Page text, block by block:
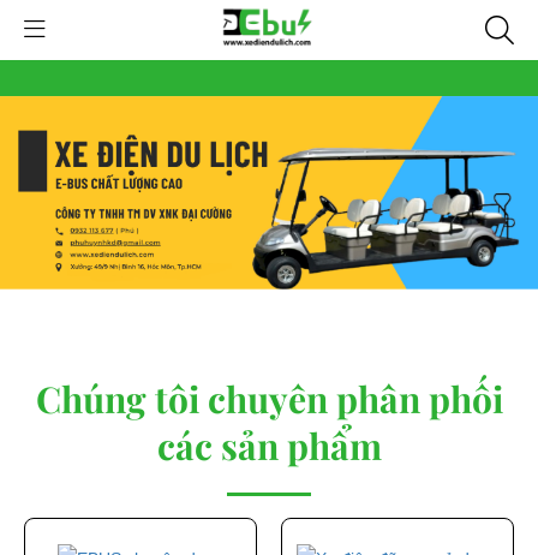
Chúng tôi chuyên phân phối
các sản phẩm